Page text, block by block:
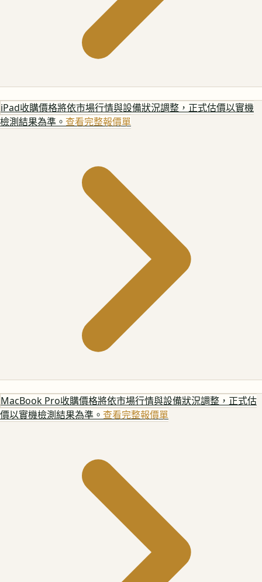
iPad收購價格將依市場行情與設備狀況調整，正式估價以實機
檢測結果為準。 查看完整報價單
MacBook Pro收購價格將依市場行情與設備狀況調整，正式估
價以實機檢測結果為準。 查看完整報價單